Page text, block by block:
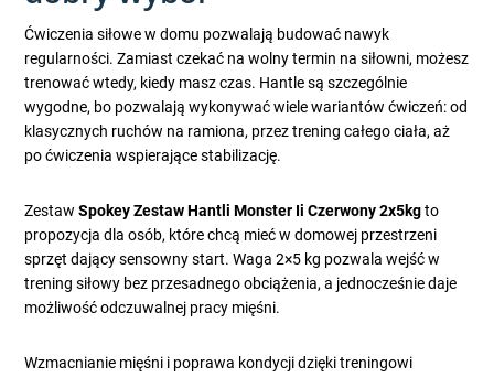
Ćwiczenia siłowe w domu pozwalają budować nawyk
regularności. Zamiast czekać na wolny termin na siłowni, możesz
trenować wtedy, kiedy masz czas. Hantle są szczególnie
wygodne, bo pozwalają wykonywać wiele wariantów ćwiczeń: od
klasycznych ruchów na ramiona, przez trening całego ciała, aż
po ćwiczenia wspierające stabilizację.
ZestawSpokey Zestaw Hantli Monster Ii Czerwony 2x5kgto
propozycja dla osób, które chcą mieć w domowej przestrzeni
sprzęt dający sensowny start. Waga 2×5 kg pozwala wejść w
trening siłowy bez przesadnego obciążenia, a jednocześnie daje
możliwość odczuwalnej pracy mięśni.
Wzmacnianie mięśni i poprawa kondycji dzięki treningowi